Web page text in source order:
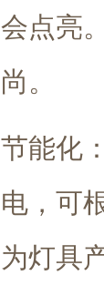
会点亮
尚。
节能化
电，可
为灯具